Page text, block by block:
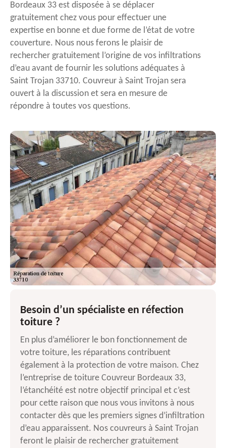
Bordeaux 33 est disposée à se déplacer
gratuitement chez vous pour effectuer une
expertise en bonne et due forme de l’état de votre
couverture. Nous nous ferons le plaisir de
rechercher gratuitement l’origine de vos infiltrations
d’eau avant de fournir les solutions adéquates à
Saint Trojan 33710. Couvreur à Saint Trojan sera
ouvert à la discussion et sera en mesure de
répondre à toutes vos questions.
Besoin d’un spécialiste en réfection
toiture ?
En plus d’améliorer le bon fonctionnement de
votre toiture, les réparations contribuent
également à la protection de votre maison. Chez
l’entreprise de toiture Couvreur Bordeaux 33,
l’étanchéité est notre objectif principal et c’est
pour cette raison que nous vous invitons à nous
contacter dès que les premiers signes d’infiltration
d’eau apparaissent. Nos couvreurs à Saint Trojan
feront le plaisir de rechercher gratuitement